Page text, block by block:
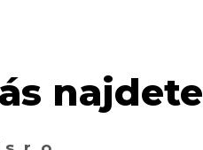
najdete